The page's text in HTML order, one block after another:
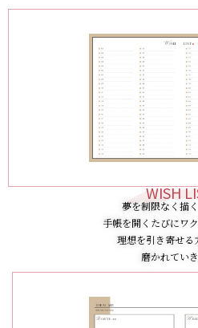
WISH
夢を制限なく描
手帳を開くたびにワ
理想を引き寄せる
磨かれてい